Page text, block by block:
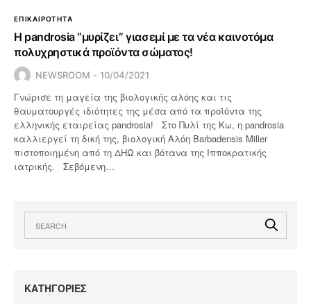
ΕΠΙΚΑΙΡΟΤΗΤΑ
Η pandrosia “μυρίζει” γιασεμί με τα νέα καινοτόμα
πολυχρηστικά προϊόντα σώματος!
NEWSROOM 10/04/2021
Γνώρισε τη μαγεία της βιολογικής αλόης και τις
θαυματουργές ιδιότητες της μέσα από τα προϊόντα της
ελληνικής εταιρείας pandrosia! Στο Πυλί της Κω, η pandrosia
καλλιεργεί τη δική της, βιολογική Αλόη Barbadensis Miller
πιστοποιημένη από τη ΔΗΩ και βότανα της Ιπποκρατικής
ιατρικής. Σεβόμενη…
KΑΤΗΓΟΡΙΕΣ